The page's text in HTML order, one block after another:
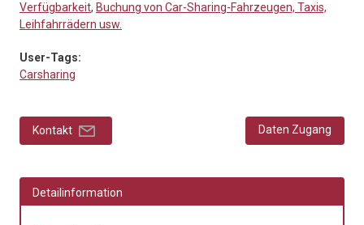
Verfügbarkeit, Buchung von Car-Sharing-Fahrzeugen, Taxis,
Leihfahrrädern usw.
User-Tags:
Carsharing
Kontakt Daten Zugang
Detailinformation